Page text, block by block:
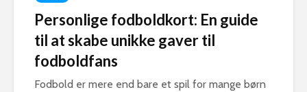
Personlige fodboldkort: En guide
til at skabe unikke gaver til
fodboldfans
Fodbold er mere end bare et spil for mange børn